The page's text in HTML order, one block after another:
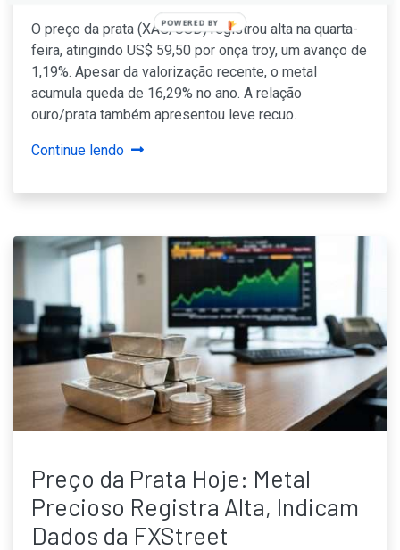
O preço da prata (XAG/USD) registrou alta na quarta-
feira, atingindo US$ 59,50 por onça troy, um avanço de
1,19%. Apesar da valorização recente, o metal
acumula queda de 16,29% no ano. A relação
ouro/prata também apresentou leve recuo.
Continue lendo
Preço da Prata Hoje: Metal
Precioso Registra Alta, Indicam
Dados da FXStreet